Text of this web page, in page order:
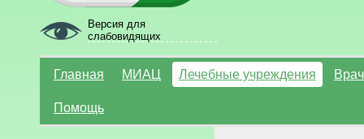
Версия для
слабовидящих
Главная МИАЦ Лечебные учреждения
Помощь